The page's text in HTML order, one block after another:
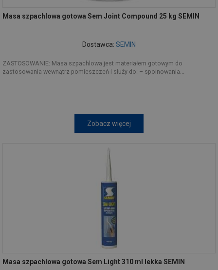
Masa szpachlowa gotowa Sem Joint Compound 25 kg SEMIN
Dostawca: SEMIN
ZASTOSOWANIE: Masa szpachlowa jest materiałem gotowym do
zastosowania wewnątrz pomieszczeń i służy do: – spoinowania...
Zobacz więcej
Masa szpachlowa gotowa Sem Light 310 ml lekka SEMIN